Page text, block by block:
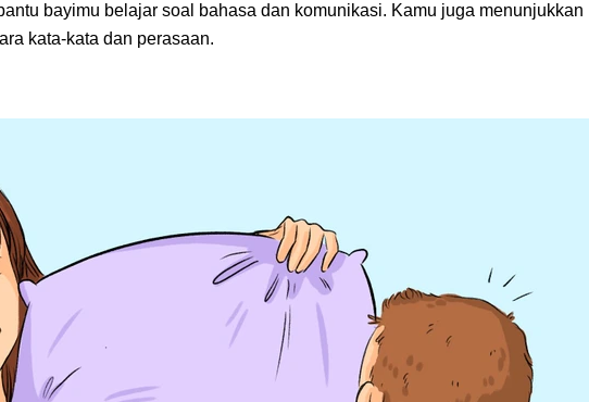
bayimu belajar soal bahasa dan komunikasi. Kamu juga menunjukkan
kata-kata dan perasaan.